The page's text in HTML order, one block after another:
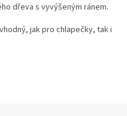
dřeva s vyvýšeným ránem.
jak pro chlapečky, tak i